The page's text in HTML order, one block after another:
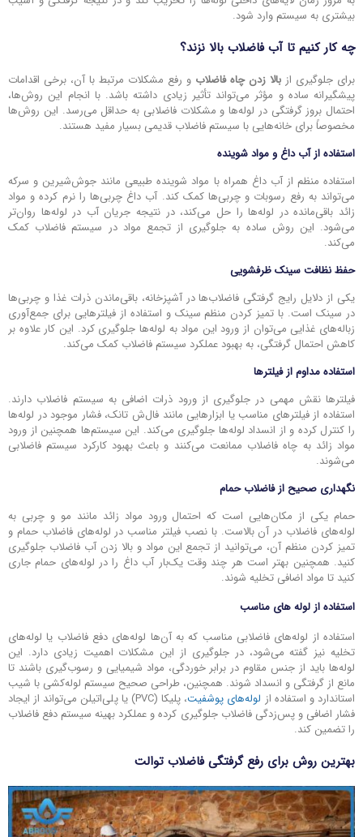
بیشتری به سیستم وارد شود.
چه کار کنیم تا آب فاضلاب بالا نزند؟
برای جلوگیری از بالا زدن چاه فاضلاب و رفع مشکلات مرتبط با آن، برخی اقدامات
پیشگیرانه ساده و مؤثر می‌تواند تأثیر زیادی داشته باشد. با انجام این روش‌ها،
احتمال بروز گرفتگی در لوله‌ها و مشکلات فاضلابی به حداقل می‌رسد. این روش‌ها
مخصوصاً برای خانه‌هایی با سیستم فاضلاب قدیمی بسیار مفید هستند.
استفاده از آب داغ و مواد شوینده
استفاده منظم از آب داغ همراه با مواد شوینده طبیعی مانند جوش‌شیرین و سرکه
می‌تواند به رفع رسوبات و چربی‌ها کمک کند. آب داغ چربی‌ها را نرم کرده و مواد
زائد باقی‌مانده در لوله‌ها را حل می‌کند، در نتیجه جریان آب در لوله‌ها روان‌تر
می‌شود. این روش ساده به جلوگیری از تجمع مواد در سیستم فاضلاب کمک
می‌کند.
حفظ نظافت سینک ظرفشویی
یکی از دلایل رایج گرفتگی فاضلاب‌ها در آشپزخانه، باقی‌ماندن ذرات غذا و چربی‌ها
در سینک است. با تمیز کردن منظم سینک و استفاده از فیلترهایی برای جمع‌آوری
زباله‌های غذایی می‌توان از ورود این مواد به لوله‌ها جلوگیری کرد. این کار علاوه بر
کاهش احتمال گرفتگی، به بهبود عملکرد سیستم فاضلاب کمک می‌کند.
استفاده مداوم از فیلترها
فیلترها نقش مهمی در جلوگیری از ورود ذرات اضافی به سیستم فاضلاب دارند.
استفاده از فیلترهای مناسب یا ابزارهایی مانند فال‌ش تانک، فشار موجود در لوله‌ها
را کنترل کرده و از انسداد لوله‌ها جلوگیری می‌کند. این سیستم‌ها همچنین از ورود
مواد زائد به چاه فاضلاب ممانعت می‌کنند و باعث بهبود کارکرد سیستم فاضلابی
می‌شوند.
نگهداری صحیح از فاضلاب حمام
حمام یکی از مکان‌هایی است که احتمال ورود مواد زائد مانند مو و چربی به
لوله‌های فاضلاب در آن بالاست. با نصب فیلتر مناسب در لوله‌های فاضلاب حمام و
تمیز کردن منظم آن، می‌توانید از تجمع این مواد و بالا زدن آب فاضلاب جلوگیری
کنید. همچنین بهتر است هر چند وقت یک‌بار آب داغ را در لوله‌های حمام جاری
کنید تا مواد اضافی تخلیه شوند.
استفاده از لوله های مناسب
استفاده از لوله‌های فاضلابی مناسب که به آن‌ها لوله‌های دفع فاضلاب یا لوله‌های
تخلیه نیز گفته می‌شود، در جلوگیری از این مشکلات اهمیت زیادی دارد. این
لوله‌ها باید از جنس مقاوم در برابر خوردگی، مواد شیمیایی و رسوب‌گیری باشند تا
مانع از گرفتگی و انسداد شوند. همچنین، طراحی صحیح سیستم لوله‌کشی با شیب
استاندارد و استفاده از لوله‌های پوشفیت
، پلیکا (PVC) یا پلی‌اتیلن می‌تواند از ایجاد
فشار اضافی و پس‌زدگی فاضلاب جلوگیری کرده و عملکرد بهینه سیستم دفع فاضلاب
را تضمین کند.
بهترین روش برای رفع گرفتگی فاضلاب توالت